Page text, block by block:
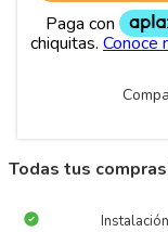
Todas tus